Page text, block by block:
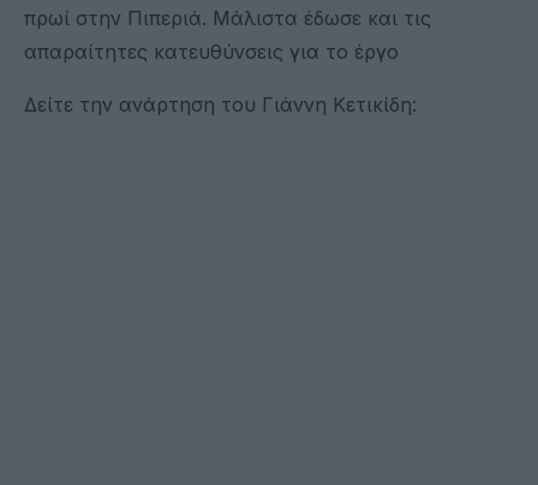
πρωί στην Πιπεριά. Μάλιστα έδωσε και τις
απαραίτητες κατευθύνσεις για το έργο
Δείτε την ανάρτηση του Γιάννη Κετικίδη: